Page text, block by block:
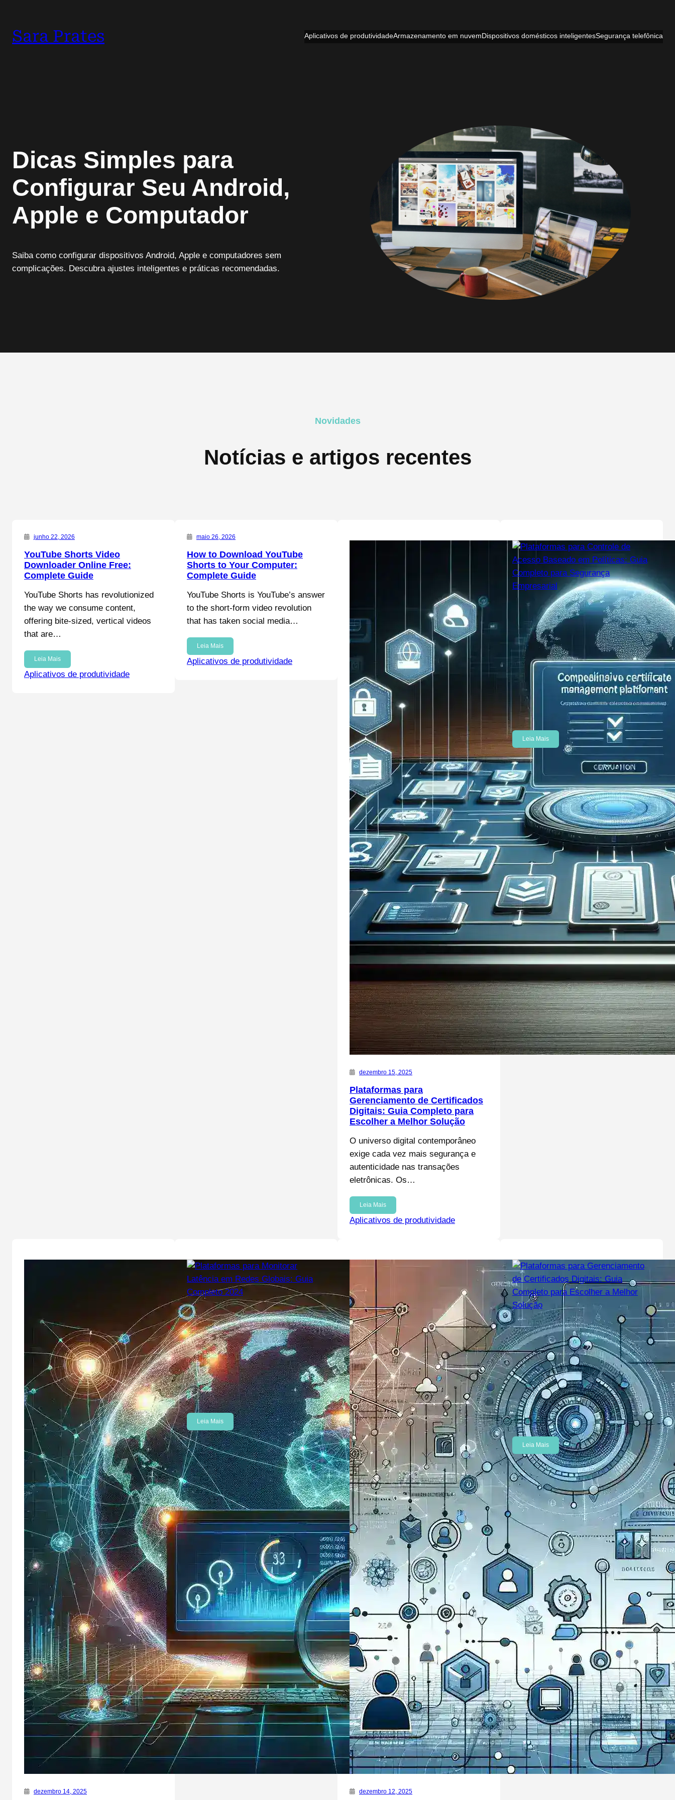
Sara Prates Aplicativos de produtividadeArmazenamento em nuvemDispositivos domésticos inteligentesSegurança telefônica
Dicas Simples para
Configurar Seu Android,
Apple e Computador
Saiba como configurar dispositivos Android, Apple e computadores sem
complicações. Descubra ajustes inteligentes e práticas recomendadas.
Novidades
Notícias e artigos recentes
junho 22, 2026
YouTube Shorts Video
Downloader Online Free:
Complete Guide
YouTube Shorts has revolutionized
the way we consume content,
offering bite-sized, vertical videos
that are…
Leia Mais
Aplicativos de produtividade
maio 26, 2026
How to Download YouTube
Shorts to Your Computer:
Complete Guide
YouTube Shorts is YouTube’s answer
to the short-form video revolution
that has taken social media…
Leia Mais
Aplicativos de produtividade
dezembro 15, 2025
Plataformas para
Gerenciamento de Certificados
Digitais: Guia Completo para
Escolher a Melhor Solução
O universo digital contemporâneo
exige cada vez mais segurança e
autenticidade nas transações
eletrônicas. Os…
Leia Mais
Aplicativos de produtividade
dezembro 15, 2025
Plataformas para Controle de
Acesso Baseado em Políticas:
Guia Completo para Segurança
Empresarial
As plataformas para controle de
acesso baseado em políticas
representam uma evolução
significativa na gestão…
Leia Mais
Aplicativos de produtividade
dezembro 14, 2025
dezembro 13, 2025
Plataformas para Monitorar
Latência em Redes Globais:
Guia Completo 2024
A latência de rede representa um
dos fatores mais críticos para o
desempenho de aplicações…
Leia Mais
Aplicativos de produtividade
dezembro 12, 2025
dezembro 11, 2025
Plataformas para
Gerenciamento de Certificados
Digitais: Guia Completo para
Escolher a Melhor Solução
No cenário digital atual, onde a
segurança da informação se tornou
uma prioridade absoluta, o…
Leia Mais
Aplicativos de produtividade